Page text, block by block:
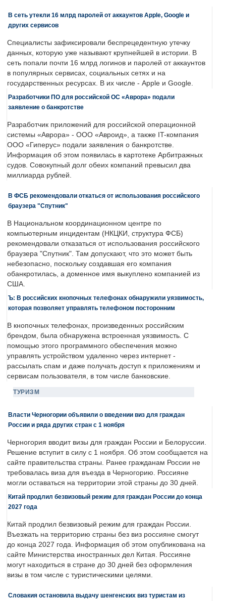
В сеть утекли 16 млрд паролей от аккаунтов Apple, Google и
других сервисов
Специалисты зафиксировали беспрецедентную утечку
данных, которую уже называют крупнейшей в истории. В
сеть попали почти 16 млрд логинов и паролей от аккаунтов
в популярных сервисах, социальных сетях и на
государственных ресурсах. В их числе - Apple и Google.
Разработчики ПО для российской ОС «Аврора» подали
заявление о банкротстве
Разработчик приложений для российской операционной
системы «Аврора» - ООО «Авроид», а также IT-компания
ООО «Гиперус» подали заявления о банкротстве.
Информация об этом появилась в картотеке Арбитражных
судов. Совокупный долг обеих компаний превысил два
миллиарда рублей.
В ФСБ рекомендовали откаться от использования российского
браузера "Спутник"
В Национальном координационном центре по
компьютерным инцидентам (НКЦКИ, структура ФСБ)
рекомендовали отказаться от использования российского
браузера "Спутник". Там допускают, что это может быть
небезопасно, поскольку создавшая его компания
обанкротилась, а доменное имя выкуплено компанией из
США.
Ъ: В российских кнопочных телефонах обнаружили уязвимость,
которая позволяет управлять телефоном посторонним
В кнопочных телефонах, произведенных российским
брендом, была обнаружена встроенная уязвимость. С
помощью этого программного обеспечения можно
управлять устройством удаленно через интернет -
рассылать спам и даже получать доступ к приложениям и
сервисам пользователя, в том числе банковские.
ТУРИЗМ
Власти Черногории объявили о введении виз для граждан
России и ряда других стран с 1 ноября
Черногория вводит визы для граждан России и Белоруссии.
Решение вступит в силу с 1 ноября. Об этом сообщается на
сайте правительства страны. Ранее гражданам России не
требовалась виза для въезда в Черногорию. Россияне
могли оставаться на территории этой страны до 30 дней.
Китай продлил безвизовый режим для граждан России до конца
2027 года
Китай продлил безвизовый режим для граждан России.
Въезжать на территорию страны без виз россияне смогут
до конца 2027 года. Информация об этом опубликована на
сайте Министерства иностранных дел Китая. Россияне
могут находиться в стране до 30 дней без оформления
визы в том числе с туристическими целями.
Словакия остановила выдачу шенгенских виз туристам из